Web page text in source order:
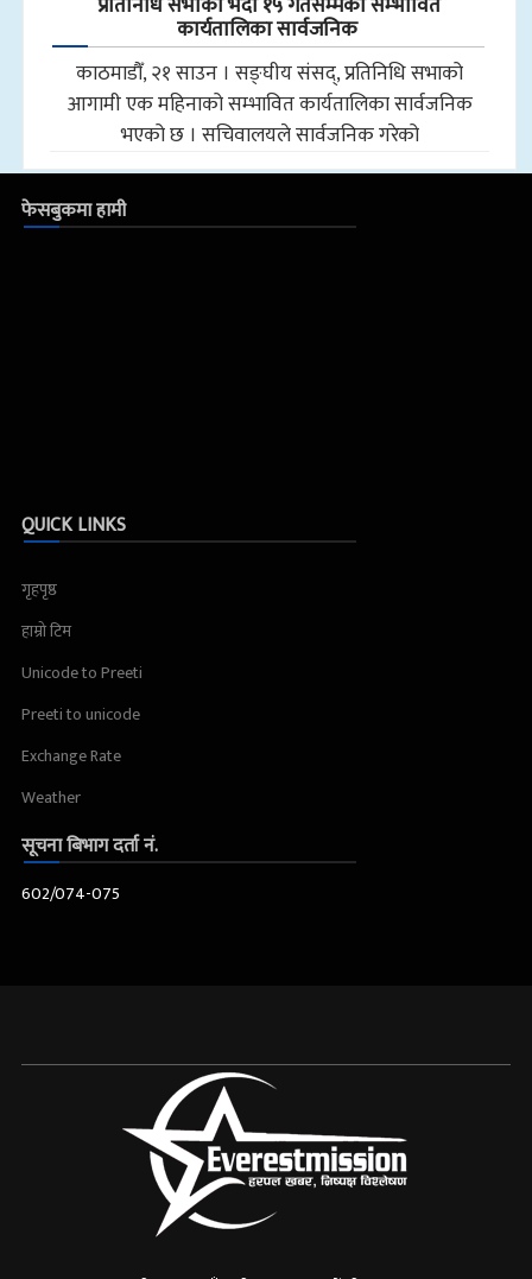
कार्यतालिका सार्वजनिक
काठमाडौँ, २१ साउन । सङ्घीय संसद्, प्रतिनिधि सभाको
आगामी एक महिनाको सम्भावित कार्यतालिका सार्वजनिक
भएको छ । सचिवालयले सार्वजनिक गरेको
फेसबुकमा हामी
QUICK LINKS
गृहपृष्ठ
हाम्रो टिम
Unicode to Preeti
Preeti to unicode
Exchange Rate
Weather
सूचना बिभाग दर्ता नं.
602/074-075